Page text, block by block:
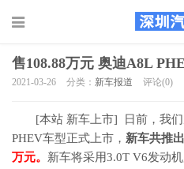
售108.88万元 奥迪A8L
2021-03-26 分类： 新车报道 评论(0)
[本站 新车上市] 日前，我
PHEV车型正式上市， 新车共推
万元。 新车将采用3.0T V6发动